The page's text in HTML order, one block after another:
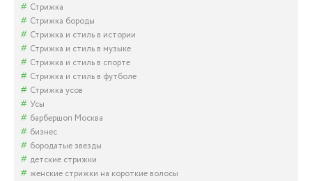
Стрижка
Стрижка бороды
Стрижка и стиль в истории
Стрижка и стиль в музыке
Стрижка и стиль в спорте
Стрижка и стиль в футболе
Стрижка усов
Усы
барбершоп Москва
бизнес
бородатые звезды
детские стрижки
женские стрижки на короткие волосы